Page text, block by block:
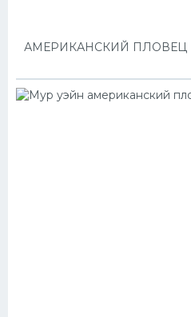
АМЕРИКАНСКИЙ ПЛОВЕЦ